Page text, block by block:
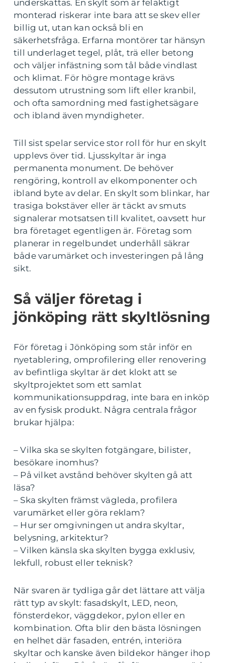
underskattas. En skylt som är felaktigt
monterad riskerar inte bara att se skev eller
billig ut, utan kan också bli en
säkerhetsfråga. Erfarna montörer tar hänsyn
till underlaget tegel, plåt, trä eller betong
och väljer infästning som tål både vindlast
och klimat. För högre montage krävs
dessutom utrustning som lift eller kranbil,
och ofta samordning med fastighetsägare
och ibland även myndigheter.
Till sist spelar service stor roll för hur en skylt
upplevs över tid. Ljusskyltar är inga
permanenta monument. De behöver
rengöring, kontroll av elkomponenter och
ibland byte av delar. En skylt som blinkar, har
trasiga bokstäver eller är täckt av smuts
signalerar motsatsen till kvalitet, oavsett hur
bra företaget egentligen är. Företag som
planerar in regelbundet underhåll säkrar
både varumärket och investeringen på lång
sikt.
Så väljer företag i
jönköping rätt skyltlösning
För företag i Jönköping som står inför en
nyetablering, omprofilering eller renovering
av befintliga skyltar är det klokt att se
skyltprojektet som ett samlat
kommunikationsuppdrag, inte bara en inköp
av en fysisk produkt. Några centrala frågor
brukar hjälpa:
– Vilka ska se skylten fotgängare, bilister,
besökare inomhus?
– På vilket avstånd behöver skylten gå att
läsa?
– Ska skylten främst vägleda, profilera
varumärket eller göra reklam?
– Hur ser omgivningen ut andra skyltar,
belysning, arkitektur?
– Vilken känsla ska skylten bygga exklusiv,
lekfull, robust eller teknisk?
När svaren är tydliga går det lättare att välja
rätt typ av skylt: fasadskylt, LED, neon,
fönsterdekor, väggdekor, pylon eller en
kombination. Ofta blir den bästa lösningen
en helhet där fasaden, entrén, interiöra
skyltar och kanske även bildekor hänger ihop